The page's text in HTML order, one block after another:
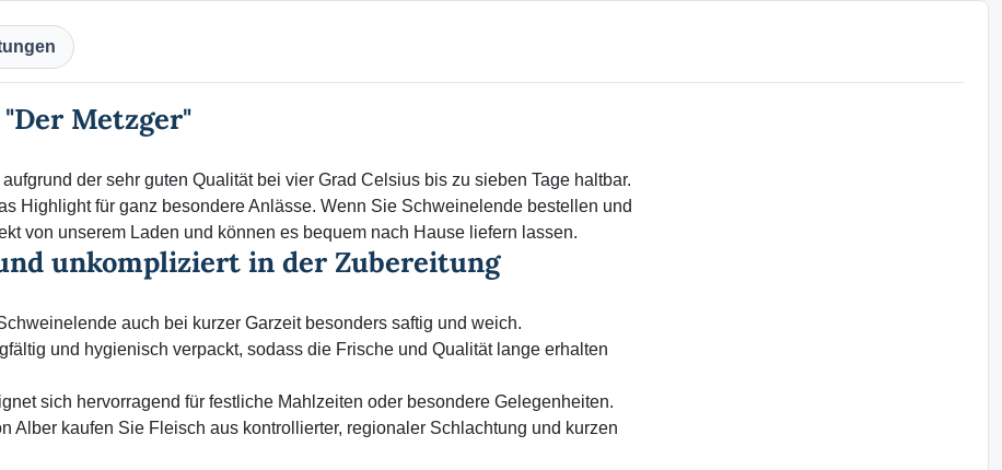
Metzger"
der sehr guten Qualität bei vier Grad Celsius bis zu sieben Tage haltbar.
Highlight für ganz besondere Anlässe. Wenn Sie Schweinelende bestellen und
von unserem Laden und können es bequem nach Hause liefern lassen.
unkompliziert in der Zubereitung
auch bei kurzer Garzeit besonders saftig und weich.
und hygienisch verpackt, sodass die Frische und Qualität lange erhalten
sich hervorragend für festliche Mahlzeiten oder besondere Gelegenheiten.
Alber kaufen Sie Fleisch aus kontrollierter, regionaler Schlachtung und kurzen